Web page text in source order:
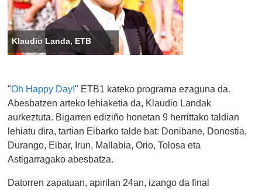
Klaudio Landa, ETB
"Oh Happy Day!" ETB1 kateko programa ezaguna da.
Abesbatzen arteko lehiaketia da, Klaudio Landak
aurkeztuta. Bigarren ediziño honetan 9 herrittako taldian
lehiatu dira, tartian Eibarko talde bat: Donibane, Donostia,
Durango, Eibar, Irun, Mallabia, Orio, Tolosa eta
Astigarragako abesbatza.
Datorren zapatuan, apirilan 24an, izango da final